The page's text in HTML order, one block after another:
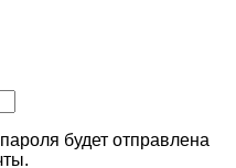
будет отправлена